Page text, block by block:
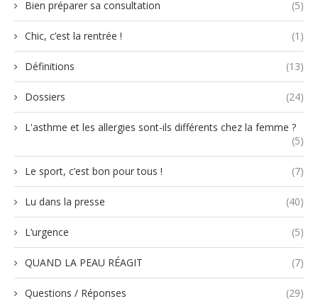
Bien préparer sa consultation (5)
Chic, c’est la rentrée ! (1)
Définitions (13)
Dossiers (24)
L'asthme et les allergies sont-ils différents chez la femme ?
(5)
Le sport, c’est bon pour tous ! (7)
Lu dans la presse (40)
L’urgence (5)
QUAND LA PEAU RÉAGIT (7)
Questions / Réponses (29)